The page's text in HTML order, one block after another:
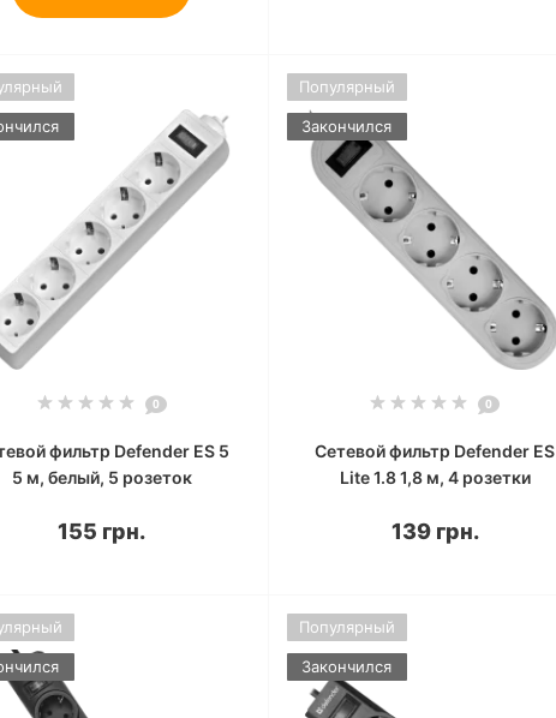
0
фильтр Defender ES 5
5 м, белый, 5 розеток
155 грн.
Популярный
Закончился
0
Сетевой фильтр Defender ES
Lite 1.8 1,8 м, 4 розетки
139 грн.
Популярный
Закончился